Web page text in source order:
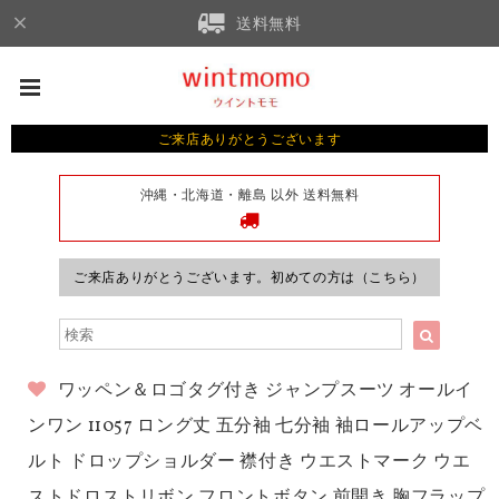
送料無料
ご来店ありがとうございます
沖縄・北海道・離島 以外 送料無料
ご来店ありがとうございます。初めての方は（こちら）
ワッペン＆ロゴタグ付き ジャンプスーツ オールイ
ンワン 11057 ロング丈 五分袖 七分袖 袖ロールアップベ
ルト ドロップショルダー 襟付き ウエストマーク ウエ